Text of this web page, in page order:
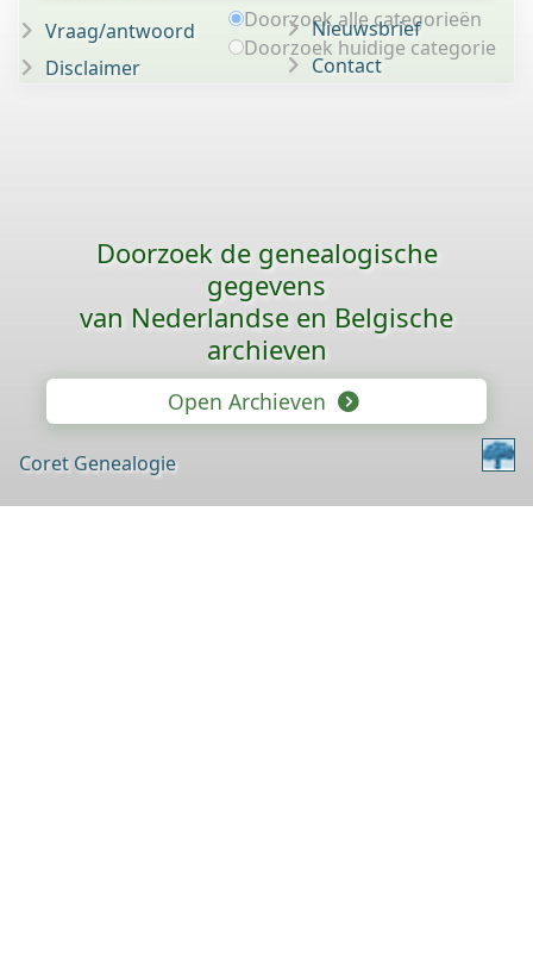
Doorzoek alle categorieën
Doorzoek huidige categorie
Vraag/antwoord
Disclaimer
Nieuwsbrief
Contact
Doorzoek de genealogische
gegevens
van Nederlandse en Belgische
archieven
Open Archieven
Coret Genealogie